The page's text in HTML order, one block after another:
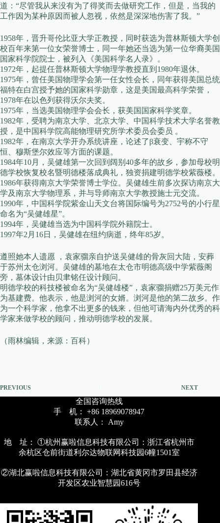
道：“尽管我从来没有为了得奖而去做研究工作，但是，当我的
工作因为某种原因而被人忽视，依然是深深地伤害了我。”
1958年，晋升哥伦比亚大学正教授，同时获选为普林斯顿大学创
校百年来第一位女荣誉博士，同一年她还当选为第一位华裔美国
国家科学院院士，被列入《美国科学名人录》。
1972年，起提任普林斯顿大学物理学教授直到1980年退休。
1975年，曾任美国物理学会第一任女性会长，同年获得美国总统
福特在白宫授予她的国家科学勋章，这是美国最高科学荣誉，
1978年在以色列获得沃尔夫奖。
1975年，当选美国物理学会会长，获美国国家科学奖章。
1982年，受聘为南京大学、北京大学、中国科学技术大学名誉教
授，是中国科学院高能物理研究所学术委员会委员 。
1982年，在南京大学开办系统讲座，论述了β衰变、宇称不守
恒、穆斯堡尔效应等方面的课题。
1984年10月，吴健雄第一次回到阔别40多年的故乡，参加母校明
德学校恢复校名暨明德楼落成典礼，独资捐建明德学校紫薇楼。
1986年获得南京大学荣誉博士学位。吴健雄生前多次探访南京大
学及南京大学物理系，并与导师南京大学教授施士元交流。
1990年，中国科学院紫金山天文台将国际编号为2752号的小行星
命名为“吴健雄星”。
1994年，吴健雄当选为中国科学院外籍院士。
1997年2月16日，吴健雄在纽约病逝，终年85岁。
遵照她本人遗愿 ，袁家骝亲自护送吴健雄的骨灰回大陆，安葬
于苏州太仓浏河。吴健雄的墓地在太仓市明德高级中学紫薇阁
旁，墓体设计由贝聿铭任设计顾问。
明德学校的科技楼被命名为“吴健雄楼”，袁家骝捐赠25万美元作
为基建费。他表示，他是浏河的女婿。浏河是他的第二故乡。作
为一个科学家，他拿不出更多的钱来，但他可请海内外优秀的科
学家来做学校的顾问，推动明德学校的发展。
（雨林编辑，来源：百科）
PREVIOUS NEXT
全国咨询热线
手 机： +86 18969078947
联系人： Amy
地 址： ①杭州赢啦信息科技有限公司：浙江省杭州市
余杭区仓前街道利尔达物联网科技园6幢1501室
②湖北赢啦信息科技有限公司：湖北省黄冈市罗田县经济
开发区农业智慧园616号